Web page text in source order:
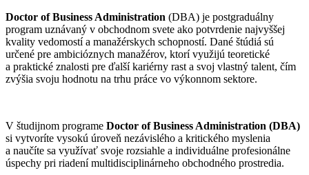
Doctor of Business Administration (DBA) je postgraduálny
program uznávaný v obchodnom svete ako potvrdenie najvyššej
kvality vedomostí a manažérskych schopností. Dané štúdiá sú
určené pre ambicióznych manažérov, ktorí využijú teoretické
a praktické znalosti pre ďalší kariérny rast a svoj vlastný talent, čím
zvýšia svoju hodnotu na trhu práce vo výkonnom sektore.
V študijnom programe Doctor of Business Administration (DBA)
si vytvoríte vysokú úroveň nezávislého a kritického myslenia
a naučíte sa využívať svoje rozsiahle a individuálne profesionálne
úspechy pri riadení multidisciplinárneho obchodného prostredia.